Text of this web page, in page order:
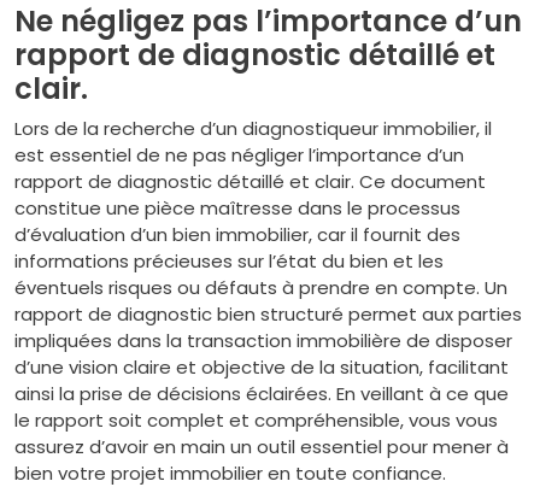
Ne négligez pas l’importance d’un
rapport de diagnostic détaillé et
clair.
Lors de la recherche d’un diagnostiqueur immobilier, il
est essentiel de ne pas négliger l’importance d’un
rapport de diagnostic détaillé et clair. Ce document
constitue une pièce maîtresse dans le processus
d’évaluation d’un bien immobilier, car il fournit des
informations précieuses sur l’état du bien et les
éventuels risques ou défauts à prendre en compte. Un
rapport de diagnostic bien structuré permet aux parties
impliquées dans la transaction immobilière de disposer
d’une vision claire et objective de la situation, facilitant
ainsi la prise de décisions éclairées. En veillant à ce que
le rapport soit complet et compréhensible, vous vous
assurez d’avoir en main un outil essentiel pour mener à
bien votre projet immobilier en toute confiance.